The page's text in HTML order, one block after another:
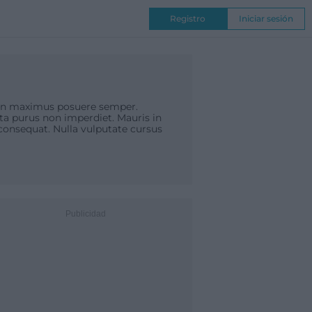
Registro Iniciar sesión
maximus posuere semper.
purus non imperdiet. Mauris in
Nulla vulputate cursus